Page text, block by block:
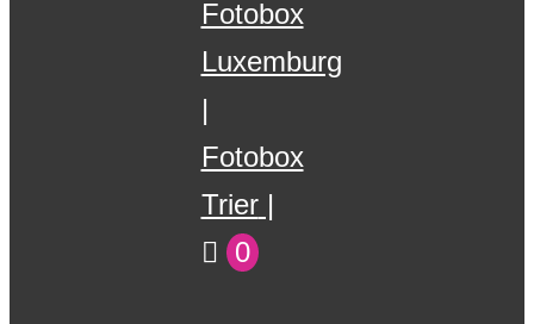
Fotobox
Luxemburg
Fotobox
Trier
0